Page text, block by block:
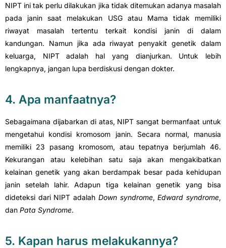
NIPT ini tak perlu dilakukan jika tidak ditemukan adanya masalah
pada janin saat melakukan USG atau Mama tidak memiliki
riwayat masalah tertentu terkait kondisi janin di dalam
kandungan. Namun jika ada riwayat penyakit genetik dalam
keluarga, NIPT adalah hal yang dianjurkan. Untuk lebih
lengkapnya, jangan lupa berdiskusi dengan dokter.
4. Apa manfaatnya?
Sebagaimana dijabarkan di atas, NIPT sangat bermanfaat untuk
mengetahui kondisi kromosom janin. Secara normal, manusia
memiliki 23 pasang kromosom, atau tepatnya berjumlah 46.
Kekurangan atau kelebihan satu saja akan mengakibatkan
kelainan genetik yang akan berdampak besar pada kehidupan
janin setelah lahir. Adapun tiga kelainan genetik yang bisa
dideteksi dari NIPT adalah Down syndrome,Edward syndrome,
dan Pata Syndrome.
5. Kapan harus melakukannya?